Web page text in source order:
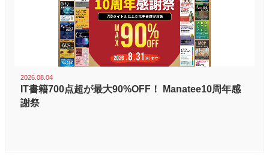
2026.08.04
IT書籍700点超が最大90%OFF！ Manatee10周年感
謝祭